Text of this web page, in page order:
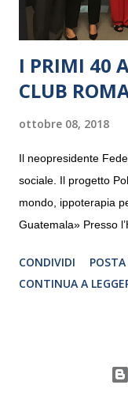
I PRIMI 40
CLUB
ottobre 08, 2018
Il neopresidente
sociale. Il progetto
mondo, ippoterapia
Guatemala» Presso
programmazione del
i quaranta anni di
riguardano sia il
CONDIVIDI
CONTINUA A